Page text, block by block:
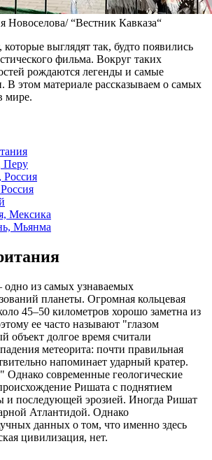
“Вестник Кавказа“
выглядят так, будто появились
фильма. Вокруг таких
рождаются легенды и самые
В этом материале рассказываем о самых
мире.
Перу
Россия
Мексика
Мьянма
из самых узнаваемых
планеты. Огромная кольцевая
45–50 километров хорошо заметна из
ее часто называют "глазом
долгое время считали
метеорита: почти правильная
напоминает ударный кратер.
Однако современные геологические
Ришата с поднятием
и последующей эрозией. Иногда Ришат
Атлантидой. Однако
данных о том, что именно здесь
цивилизация, нет.